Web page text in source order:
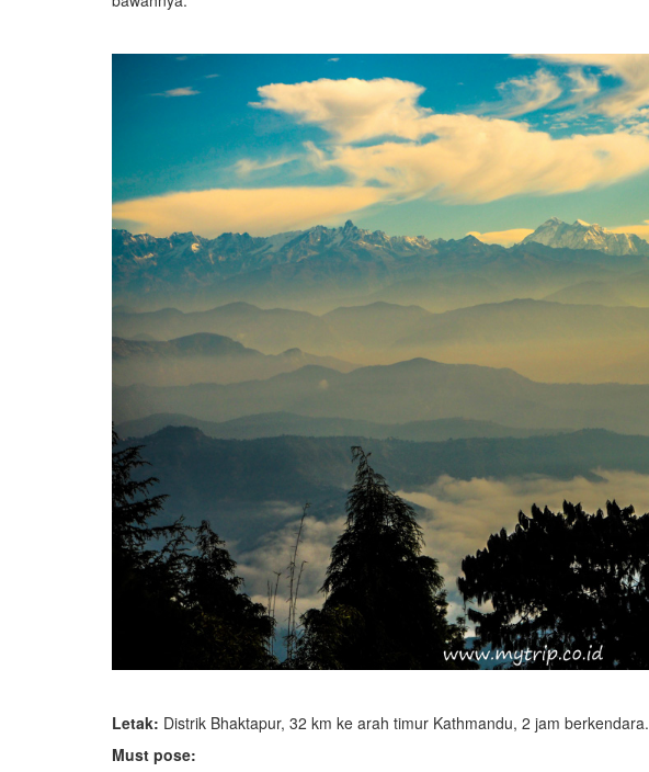
Letak: Distrik Bhaktapur, 32 km ke arah timur Kathmandu, 2 jam berkendara.
Must pose: